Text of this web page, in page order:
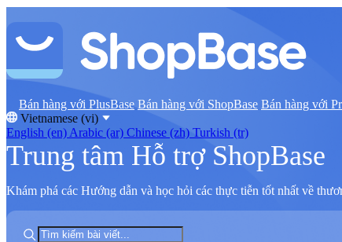
Bán hàng với PlusBase Bán hàng với ShopBase Bán hàng với
Vietnamese (vi)
English (en) Arabic (ar) Chinese (zh) Turkish (tr)
Trung tâm Hỗ trợ ShopBase
Khám phá các Hướng dẫn và học hỏi các thực tiễn tốt nhất về